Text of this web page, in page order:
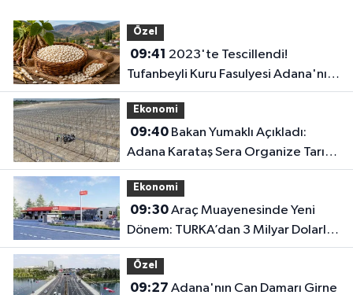
Özel
09:41
Tufanbeyli Kuru Fasulyesi Adana'nın
Gururu Oldu
Ekonomi
09:40Bakan Yumaklı Açıkladı:
Adana Karataş Sera Organize Tarım
Bölgesi Yıllık 100 Bin Ton Üretim
Yapacak
Ekonomi
09:30Araç Muayenesinde Yeni
Dönem: TURKA’dan 3 Milyar Dolarlık
Yatırım
Özel
09:27